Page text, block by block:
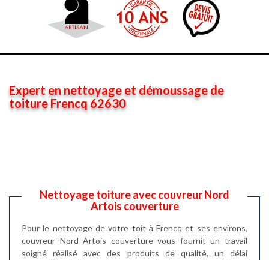
Expert en nettoyage et démoussage de
toiture Frencq 62630
Nettoyage toiture avec couvreur Nord
Artois couverture
Pour le nettoyage de votre toit à Frencq et ses environs,
couvreur Nord Artois couverture vous fournit un travail
soigné réalisé avec des produits de qualité, un délai